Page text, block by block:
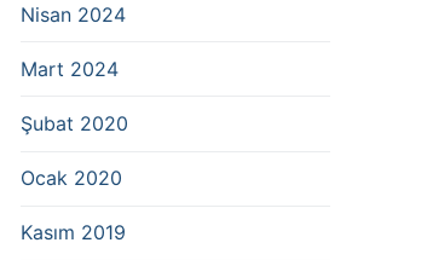
Nisan 2024
Mart 2024
Şubat 2020
Ocak 2020
Kasım 2019